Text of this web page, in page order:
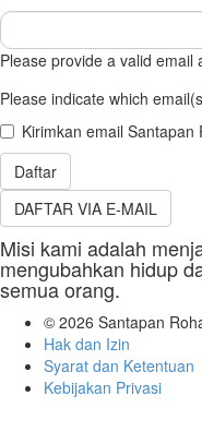
Email
(required)
Please provide a valid email
Please indicate which
Kirimkan email Santapan
Daftar
DAFTAR VIA E-MAIL
Misi kami adalah
mengubahkan hidup
semua orang.
© 2026 Santapan
Hak dan Izin
Syarat dan Ketentuan
Kebijakan Privasi